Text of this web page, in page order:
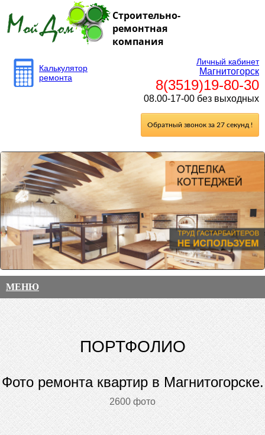
Строительно-
ремонтная
компания
Калькулятор
ремонта
Личный кабинет
Магнитогорск
8(3519)19-80-30
08.00-17-00 без выходных
Обратный звонок за 27 секунд !
МЕНЮ
ПОРТФОЛИО
Фото ремонта квартир в Магнитогорске.
2600 фото